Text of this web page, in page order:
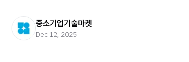
중소기업기술마켓
Dec 12, 2025